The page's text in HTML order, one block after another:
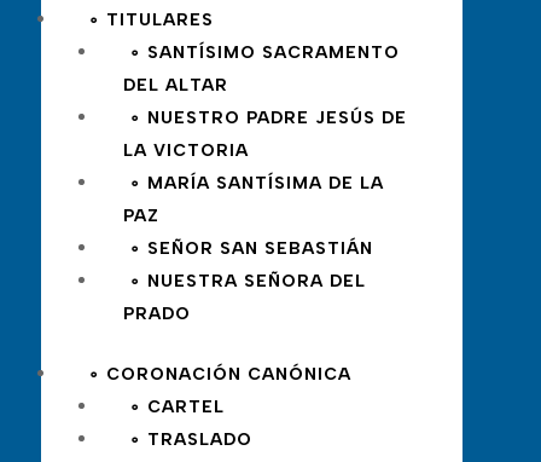
∘ TITULARES
∘ SANTÍSIMO SACRAMENTO
DEL ALTAR
∘ NUESTRO PADRE JESÚS DE
LA VICTORIA
∘ MARÍA SANTÍSIMA DE LA
PAZ
∘ SEÑOR SAN SEBASTIÁN
∘ NUESTRA SEÑORA DEL
PRADO
∘ CORONACIÓN CANÓNICA
∘ CARTEL
∘ TRASLADO